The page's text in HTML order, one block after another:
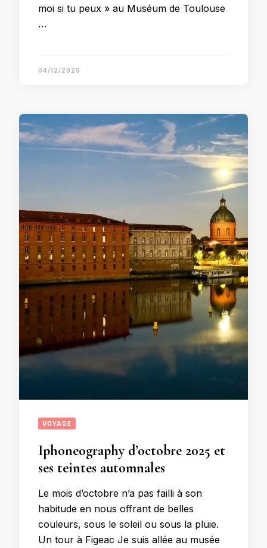
moi si tu peux » au Muséum de Toulouse
…
04/12/2025
VOYAGE
Iphoneography d’octobre 2025 et
ses teintes automnales
Le mois d’octobre n’a pas failli à son
habitude en nous offrant de belles
couleurs, sous le soleil ou sous la pluie.
Un tour à Figeac Je suis allée au musée